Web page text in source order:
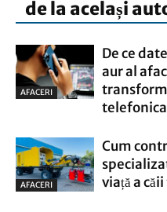
de la același
AFACERI
De ce
aur al
AFACERI
Cum
viață a